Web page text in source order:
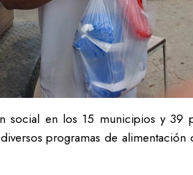
en los 15 municipios y 39
programas de